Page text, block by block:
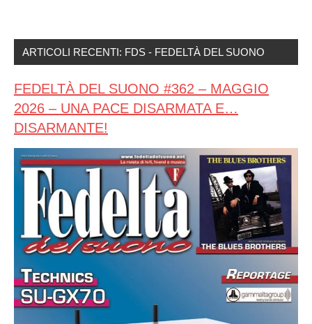
ARTICOLI RECENTI: FDS - FEDELTÀ DEL SUONO
FEDELTÀ DEL SUONO #362 – MAGGIO
2026 – UNA PACE DISARMATA E…
DISARMANTE!